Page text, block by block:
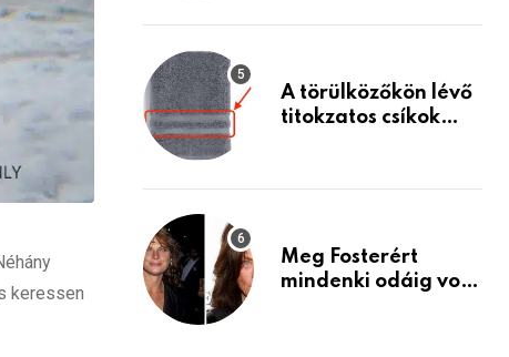
keressen
A törülközőkön lévő
titokzatos csíkok
Meg Fosterért
mindenki odáig volt